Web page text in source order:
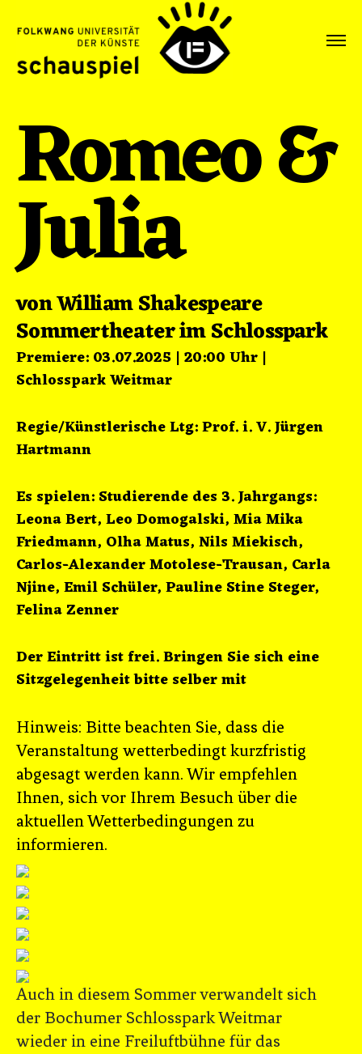
Romeo &
Julia
von William Shakespeare
Sommertheater im Schlosspark
Premiere: 03.07.2025 | 20:00 Uhr |
Schlosspark Weitmar
Regie/Künstlerische Ltg: Prof. i. V. Jürgen
Hartmann
Es spielen: Studierende des 3. Jahrgangs:
Leona Bert, Leo Domogalski, Mia Mika
Friedmann, Olha Matus, Nils Miekisch,
Carlos-Alexander Motolese-Trausan, Carla
Njine, Emil Schüler, Pauline Stine Steger,
Felina Zenner
Der Eintritt ist frei. Bringen Sie sich eine
Sitzgelegenheit bitte selber mit
Hinweis: Bitte beachten Sie, dass die
Veranstaltung wetterbedingt kurzfristig
abgesagt werden kann. Wir empfehlen
Ihnen, sich vor Ihrem Besuch über die
aktuellen Wetterbedingungen zu
informieren.
Auch in diesem Sommer verwandelt sich
der Bochumer Schlosspark Weitmar
wieder in eine Freiluftbühne für das